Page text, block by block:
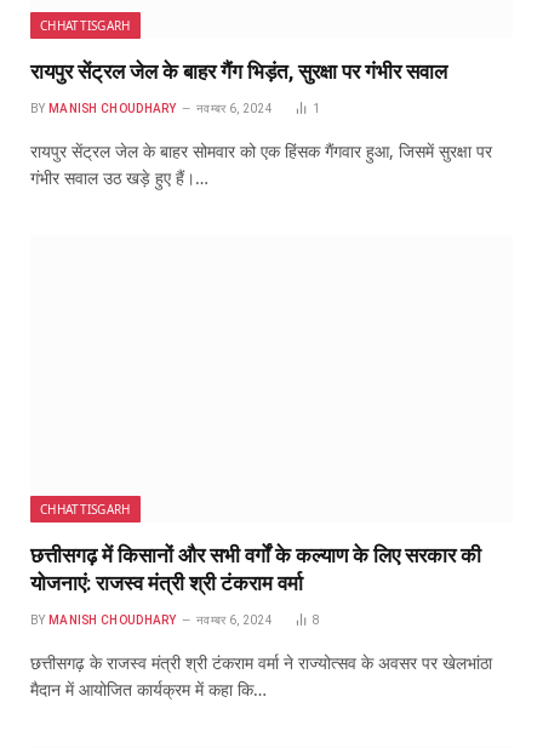
CHHATTISGARH
रायपुर सेंट्रल जेल के बाहर गैंग भिड़ंत, सुरक्षा पर गंभीर सवाल
BY MANISH CHOUDHARY नवम्बर 6, 2024 1
रायपुर सेंट्रल जेल के बाहर सोमवार को एक हिंसक गैंगवार हुआ, जिसमें सुरक्षा पर
गंभीर सवाल उठ खड़े हुए हैं।…
CHHATTISGARH
छत्तीसगढ़ में किसानों और सभी वर्गों के कल्याण के लिए सरकार की
योजनाएं: राजस्व मंत्री श्री टंकराम वर्मा
BY MANISH CHOUDHARY नवम्बर 6, 2024 8
छत्तीसगढ़ के राजस्व मंत्री श्री टंकराम वर्मा ने राज्योत्सव के अवसर पर खेलभांठा
मैदान में आयोजित कार्यक्रम में कहा कि…